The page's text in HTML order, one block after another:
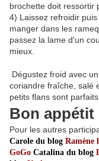
brochette doit ressortir
4) Laissez refroidir
manger dans les
passez la lame d'un
mieux.
Dégustez froid avec
coriandre fraîche, salé
petits flans sont
Bon appétit
Pour les autres
Carole du blog Ramène
GoGo Catalina du blog